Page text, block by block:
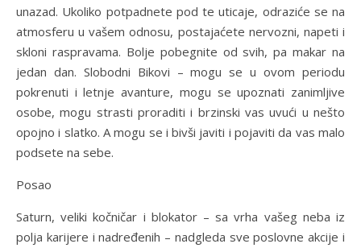
unazad. Ukoliko potpadnete pod te uticaje, odraziće se na
atmosferu u vašem odnosu, postajaćete nervozni, napeti i
skloni raspravama. Bolje pobegnite od svih, pa makar na
jedan dan. Slobodni Bikovi – mogu se u ovom periodu
pokrenuti i letnje avanture, mogu se upoznati zanimljive
osobe, mogu strasti proraditi i brzinski vas uvući u nešto
opojno i slatko. A mogu se i bivši javiti i pojaviti da vas malo
podsete na sebe.
Posao
Saturn, veliki kočničar i blokator – sa vrha vašeg neba iz
polja karijere i nadređenih – nadgleda sve poslovne akcije i